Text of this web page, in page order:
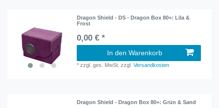
Dragon Shield - DS - Dragon Box 80+: Lila &
Frost
0,00 € *
In den Warenkorb
*zzgl. ges. MwSt. zzgl.Versandkosten
Dragon Shield - Dragon Box 80+: Grün & Sand